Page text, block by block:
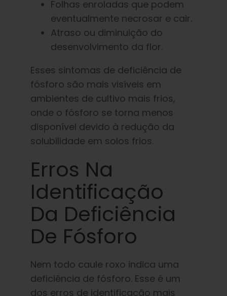
Folhas enroladas que podem
eventualmente necrosar e cair.
Atraso ou diminuição do
desenvolvimento da flor.
Esses sintomas de deficiência de
fósforo são mais visíveis em
ambientes de cultivo mais frios,
onde o fósforo se torna menos
disponível devido à redução da
solubilidade em solos frios.
Erros Na
Identificação
Da Deficiência
De Fósforo
Nem todo caule roxo indica uma
deficiência de fósforo. Esse é um
dos erros de identificação mais